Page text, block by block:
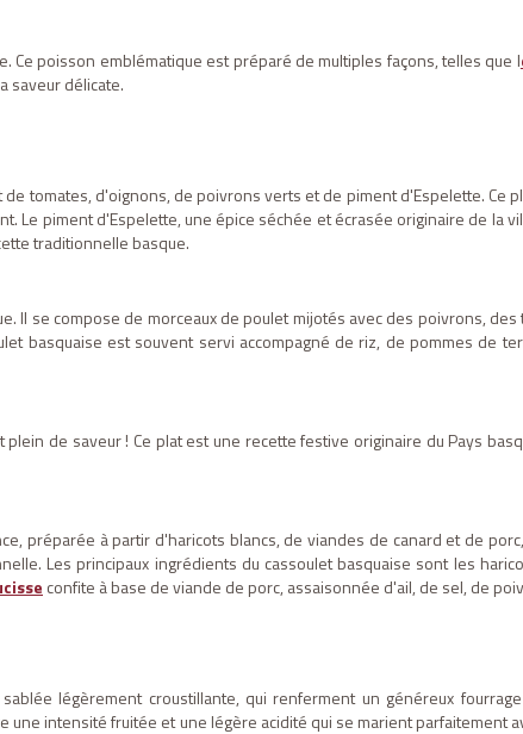
Ce poisson emblématique est préparé de multiples façons, telles que l
saveur délicate.
tomates, d'oignons, de poivrons verts et de piment d'Espelette. Ce
Le piment d'Espelette, une épice séchée et écrasée originaire de la
traditionnelle basque.
Il se compose de morceaux de poulet mijotés avec des poivrons,
basquaise est souvent servi accompagné de riz, de pommes de
de saveur ! Ce plat est une recette festive originaire du Pays
préparée à partir d'haricots blancs, de viandes de canard et de
Les principaux ingrédients du cassoulet basquaise sont les
confite à base de viande de porc, assaisonnée d'ail, de sel, de
légèrement croustillante, qui renferment un généreux
intensité fruitée et une légère acidité qui se marient parfaitement